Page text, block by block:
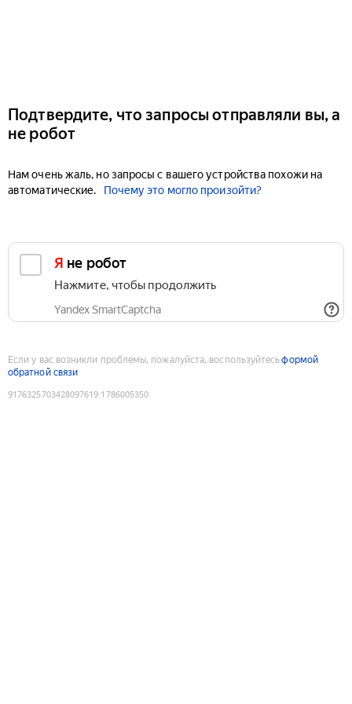
Подтвердите, что запросы отправляли вы, а
не робот
Нам очень жаль, но запросы с вашего устройства похожи на
автоматические.
Почему это могло произойти?
Я не робот
Нажмите, чтобы продолжить
Yandex SmartCaptcha
Если у вас возникли проблемы, пожалуйста, воспользуйтесьформой
обратной связи
9176325703428097619:1786005350